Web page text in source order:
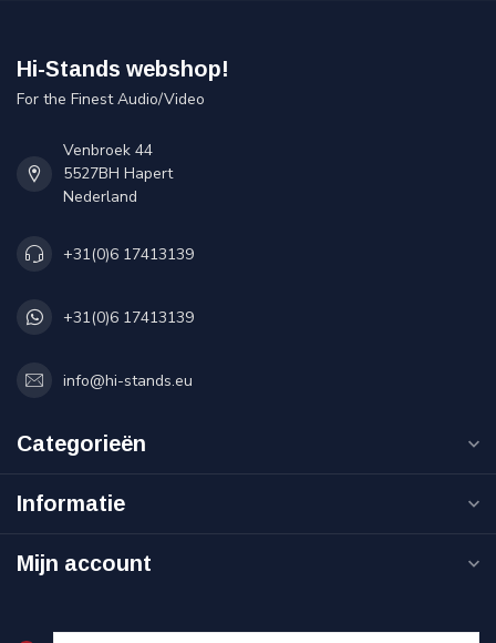
Hi-Stands webshop!
For the Finest Audio/Video
Venbroek 44
5527BH Hapert
Nederland
+31(0)6 17413139
+31(0)6 17413139
info@hi-stands.eu
Categorieën
Informatie
Mijn account